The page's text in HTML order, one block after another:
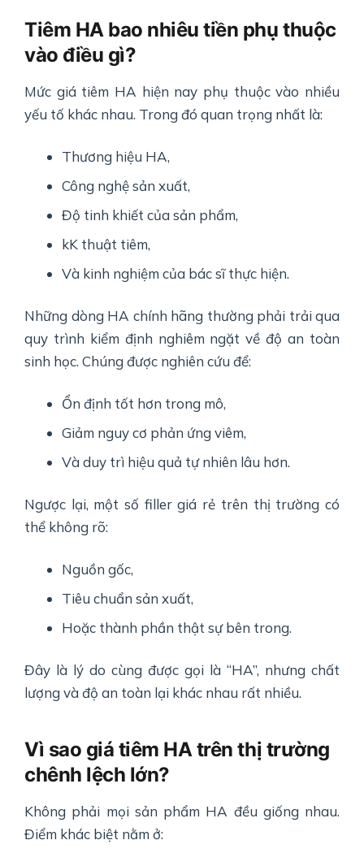
Tiêm HA bao nhiêu tiền phụ thuộc
vào điều gì?
Mức giá tiêm HA hiện nay phụ thuộc vào nhiều
yếu tố khác nhau. Trong đó quan trọng nhất là:
Thương hiệu HA,
Công nghệ sản xuất,
Độ tinh khiết của sản phẩm,
kK thuật tiêm,
Và kinh nghiệm của bác sĩ thực hiện.
Những dòng HA chính hãng thường phải trải qua
quy trình kiểm định nghiêm ngặt về độ an toàn
sinh học. Chúng được nghiên cứu để:
Ổn định tốt hơn trong mô,
Giảm nguy cơ phản ứng viêm,
Và duy trì hiệu quả tự nhiên lâu hơn.
Ngược lại, một số filler giá rẻ trên thị trường có
thể không rõ:
Nguồn gốc,
Tiêu chuẩn sản xuất,
Hoặc thành phần thật sự bên trong.
Đây là lý do cùng được gọi là “HA”, nhưng chất
lượng và độ an toàn lại khác nhau rất nhiều.
Vì sao giá tiêm HA trên thị trường
chênh lệch lớn?
Không phải mọi sản phẩm HA đều giống nhau.
Điểm khác biệt nằm ở: